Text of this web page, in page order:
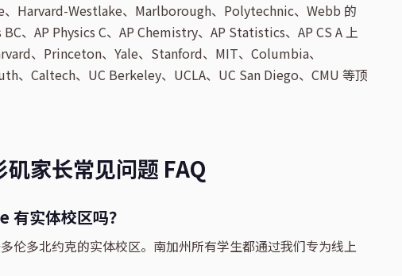
Harvard-Westlake、Marlborough、Polytechnic、Webb 的
、AP Physics C、AP Chemistry、AP Statistics、AP CS A 上
、Princeton、Yale、Stanford、MIT、Columbia、
、Caltech、UC Berkeley、UCLA、UC San Diego、CMU 等顶
矶家长常见问题 FAQ
实体校区吗？
伦多北约克的实体校区。南加州所有学生都通过我们专为线上